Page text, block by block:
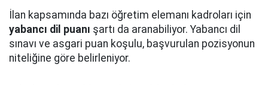
İlan kapsamında bazı öğretim elemanı kadroları için
yabancı dil puanı şartı da aranabiliyor. Yabancı dil
sınavı ve asgari puan koşulu, başvurulan pozisyonun
niteliğine göre belirleniyor.